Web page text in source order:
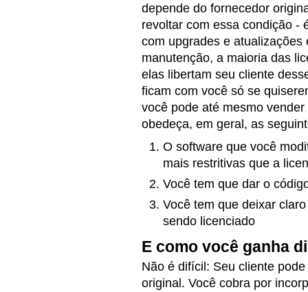
depende do fornecedor
revoltar com essa condição -
com upgrades e
manutenção, a maioria das
elas libertam seu cliente
ficam com você só se
você pode até mesmo
obedeça, em geral, as
O software que você
mais restritivas que a
Você tem que dar o
Você tem que deixar
sendo licenciado
E como você ganha
Não é difícil: Seu cliente
original. Você cobra por